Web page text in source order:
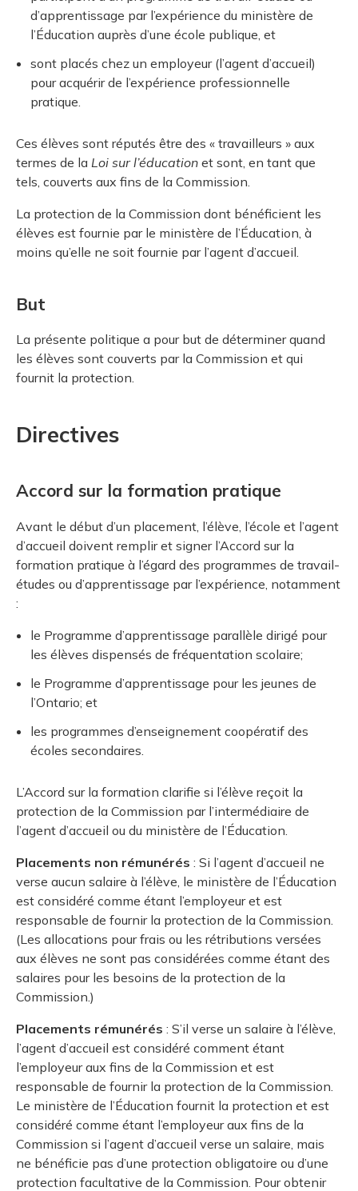
d’apprentissage par l’expérience du ministère de
l’Éducation auprès d’une école publique, et
sont placés chez un employeur (l’agent d’accueil)
pour acquérir de l’expérience professionnelle
pratique.
Ces élèves sont réputés être des « travailleurs » aux
termes de la Loi sur l’éducation et sont, en tant que
tels, couverts aux fins de la Commission.
La protection de la Commission dont bénéficient les
élèves est fournie par le ministère de l’Éducation, à
moins qu’elle ne soit fournie par l’agent d’accueil.
But
La présente politique a pour but de déterminer quand
les élèves sont couverts par la Commission et qui
fournit la protection.
Directives
Accord sur la formation pratique
Avant le début d’un placement, l’élève, l’école et l’agent
d’accueil doivent remplir et signer l’Accord sur la
formation pratique à l’égard des programmes de travail-
études ou d’apprentissage par l’expérience, notamment
:
le Programme d’apprentissage parallèle dirigé pour
les élèves dispensés de fréquentation scolaire;
le Programme d’apprentissage pour les jeunes de
l’Ontario; et
les programmes d’enseignement coopératif des
écoles secondaires.
L’Accord sur la formation clarifie si l’élève reçoit la
protection de la Commission par l’intermédiaire de
l’agent d’accueil ou du ministère de l’Éducation.
Placements non rémunérés : Si l’agent d’accueil ne
verse aucun salaire à l’élève, le ministère de l’Éducation
est considéré comme étant l’employeur et est
responsable de fournir la protection de la Commission.
(Les allocations pour frais ou les rétributions versées
aux élèves ne sont pas considérées comme étant des
salaires pour les besoins de la protection de la
Commission.)
Placements rémunérés : S’il verse un salaire à l’élève,
l’agent d’accueil est considéré comment étant
l’employeur aux fins de la Commission et est
responsable de fournir la protection de la Commission.
Le ministère de l’Éducation fournit la protection et est
considéré comme étant l’employeur aux fins de la
Commission si l’agent d’accueil verse un salaire, mais
ne bénéficie pas d’une protection obligatoire ou d’une
protection facultative de la Commission. Pour obtenir